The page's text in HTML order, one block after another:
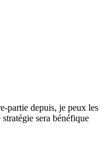
partie depuis, je peux les
sera bénéfique